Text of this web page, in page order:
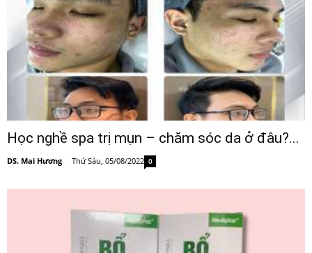
Học nghề spa trị mụn – chăm sóc da ở đâu?...
DS. Mai Hương - Thứ Sáu, 05/08/2022 0